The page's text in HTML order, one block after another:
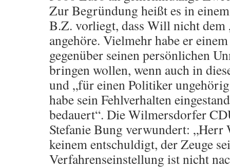
Zur Begründung heißt es in
B.Z. vorliegt, dass Will nicht dem
angehöre. Vielmehr habe er
gegenüber seinen persönlichen
bringen wollen, wenn auch in
und „für einen Politiker
habe sein Fehlverhalten
bedauert“. Die Wilmersdorfer
Stefanie Bung verwundert: „Herr
keinem entschuldigt, der Zeuge
Verfahrenseinstellung ist nicht